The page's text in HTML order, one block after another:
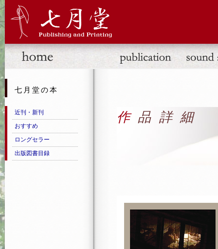
作品詳細
七月堂の本
近刊・新刊
おすすめ
ロングセラー
出版図書目録